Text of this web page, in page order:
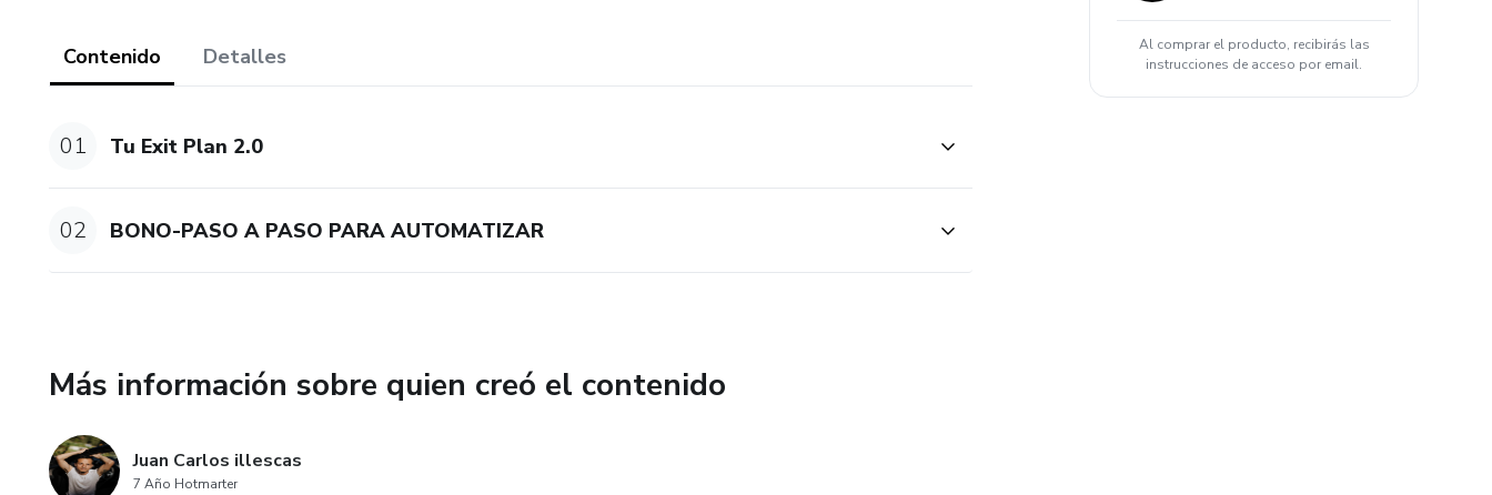
Contenido Detalles
01 Tu Exit Plan 2.0
02 BONO-PASO A PASO PARA AUTOMATIZAR
Más información sobre quien creó el contenido
Juan Carlos illescas
7 Año Hotmarter
Al comprar el producto, recibirás las
instrucciones de acceso por email.